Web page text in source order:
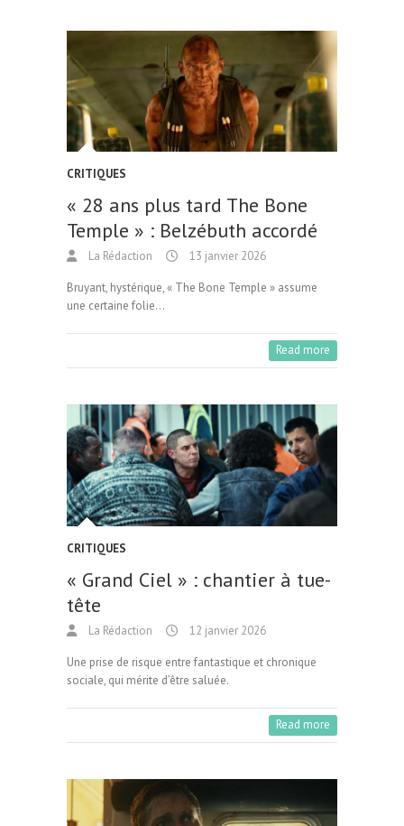
CRITIQUES
« 28 ans plus tard The Bone
Temple » : Belzébuth accordé
La Rédaction 13 janvier 2026
Bruyant, hystérique, « The Bone Temple » assume
une certaine folie…
Read more
CRITIQUES
« Grand Ciel » : chantier à tue-
tête
La Rédaction 12 janvier 2026
Une prise de risque entre fantastique et chronique
sociale, qui mérite d’être saluée.
Read more